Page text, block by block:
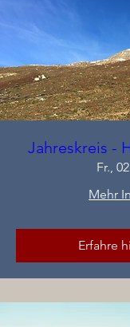
Jahreskreis -
Fr.,
Mehr
Erfahre